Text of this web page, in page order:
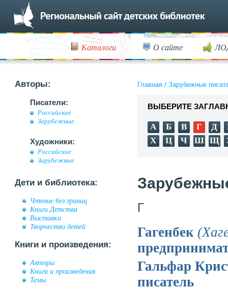
Каталоги О сайте
Авторы:
Писатели:
Российские
Зарубежные
Художники:
Российские
Зарубежные
Дети и библиотека:
Чтение без границ
Книги Детства
Выставки
Творчество детей
Книги и произведения:
Авторы
Книги и произведения
Темы
Главная / Зарубежные
ВЫБЕРИТЕ
А Б В Г Д
Х
Ц Ч Ш Щ
Г
Гагенбек
Гальфар
писатель